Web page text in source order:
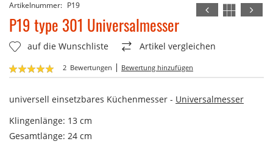
Artikelnummer P19
P19 type 301 Universalmesser
auf die Wunschliste
Artikel vergleichen
Bewertung:
100
% of100
2 Bewertungen Bewertung hinzufügen
universell einsetzbares Küchenmesser - Universalmesser
Klingenlänge: 13 cm
Gesamtlänge: 24 cm
Zum
Anfang
der
Bildergalerie
springen